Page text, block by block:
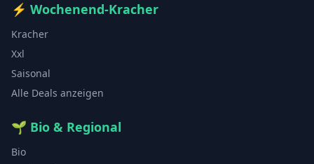
⚡ Wochenend-Kracher
Kracher
Xxl
Saisonal
Alle Deals anzeigen
🌱 Bio & Regional
Bio